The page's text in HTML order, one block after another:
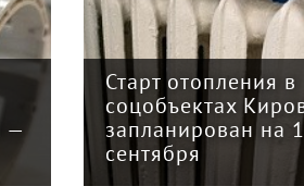
Закон о налоговой
реформе принят:
главных
для бизнеса